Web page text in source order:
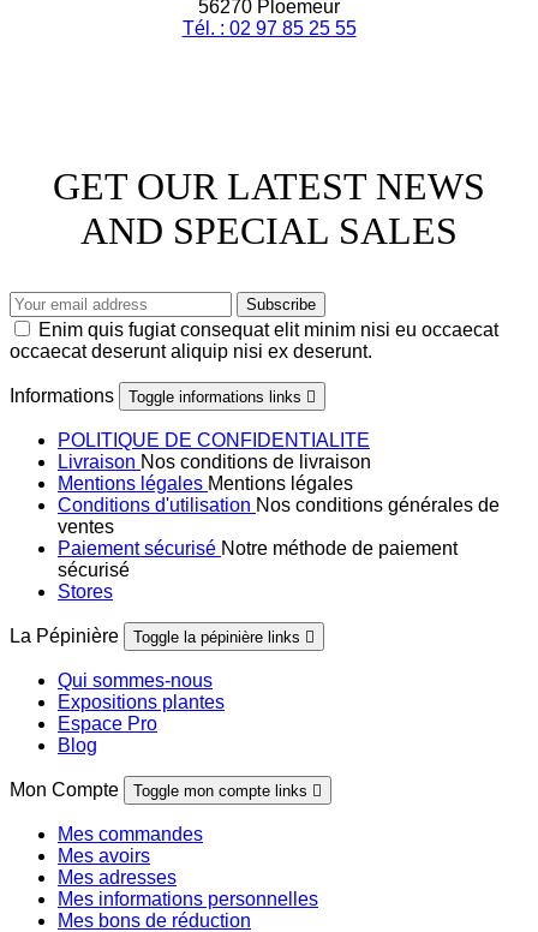
56270 Ploemeur
Tél. : 02 97 85 25 55
GET OUR LATEST NEWS
AND SPECIAL SALES
Enim quis fugiat consequat elit minim nisi eu occaecat
occaecat deserunt aliquip nisi ex deserunt.
Informations Toggle informations links 
POLITIQUE DE CONFIDENTIALITE
Livraison Nos conditions de livraison
Mentions légales Mentions légales
Conditions d'utilisation Nos conditions générales de
ventes
Paiement sécurisé Notre méthode de paiement
sécurisé
Stores
La Pépinière Toggle la pépinière links 
Qui sommes-nous
Expositions plantes
Espace Pro
Blog
Mon Compte Toggle mon compte links 
Mes commandes
Mes avoirs
Mes adresses
Mes informations personnelles
Mes bons de réduction